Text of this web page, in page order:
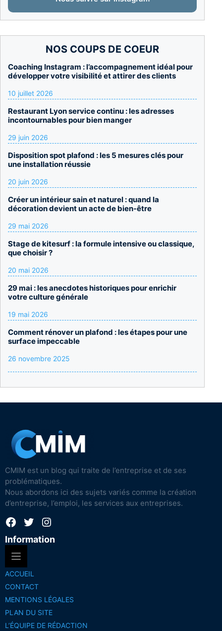
NOS COUPS DE COEUR
Coaching Instagram : l’accompagnement idéal pour
développer votre visibilité et attirer des clients
10 juillet 2026
Restaurant Lyon service continu : les adresses
incontournables pour bien manger
29 juin 2026
Disposition spot plafond : les 5 mesures clés pour
une installation réussie
20 juin 2026
Créer un intérieur sain et naturel : quand la
décoration devient un acte de bien-être
29 mai 2026
Stage de kitesurf : la formule intensive ou classique,
que choisir ?
20 mai 2026
29 mai : les anecdotes historiques pour enrichir
votre culture générale
19 mai 2026
Comment rénover un plafond : les étapes pour une
surface impeccable
26 novembre 2025
CMIM est un blog qui traite de l’entreprise et de ses
problématiques.
Nous abordons ici des sujets variés comme la création
d’entreprise, l’emploi, les services aux entreprises.
Facebook
TwitterInstagram
Information
ACCUEIL
CONTACT
MENTIONS LÉGALES
PLAN DU SITE
L’ÉQUIPE DE RÉDACTION